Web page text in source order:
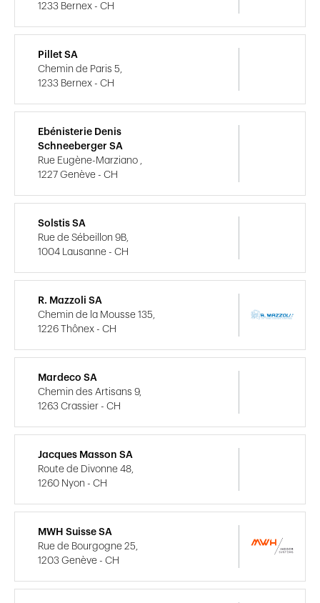
1233 Bernex - CH
Pillet SA
Chemin de Paris 5,
1233 Bernex - CH
Ebénisterie Denis
Schneeberger SA
Rue Eugène-Marziano ,
1227 Genève - CH
Solstis SA
Rue de Sébeillon 9B,
1004 Lausanne - CH
R. Mazzoli SA
Chemin de la Mousse 135,
1226 Thônex - CH
Mardeco SA
Chemin des Artisans 9,
1263 Crassier - CH
Jacques Masson SA
Route de Divonne 48,
1260 Nyon - CH
MWH Suisse SA
Rue de Bourgogne 25,
1203 Genève - CH